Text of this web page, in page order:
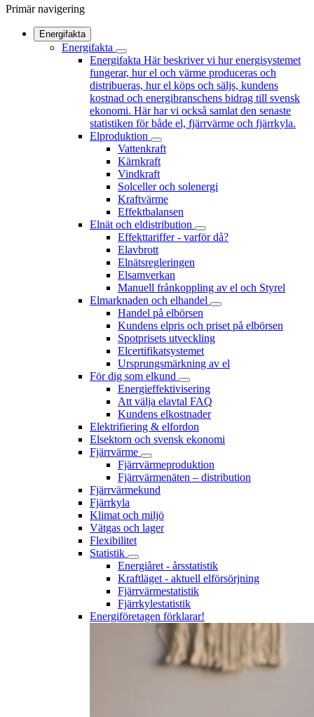
Primär navigering
Energifakta
Energifakta
Energifakta Här beskriver vi hur energisystemet
fungerar, hur el och värme produceras och
distribueras, hur el köps och säljs, kundens
kostnad och energibranschens bidrag till svensk
ekonomi. Här har vi också samlat den senaste
statistiken för både el, fjärrvärme och fjärrkyla.
Elproduktion
Vattenkraft
Kärnkraft
Vindkraft
Solceller och solenergi
Kraftvärme
Effektbalansen
Elnät och eldistribution
Effekttariffer - varför då?
Elavbrott
Elnätsregleringen
Elsamverkan
Manuell frånkoppling av el och Styrel
Elmarknaden och elhandel
Handel på elbörsen
Kundens elpris och priset på elbörsen
Spotprisets utveckling
Elcertifikatsystemet
Ursprungsmärkning av el
För dig som elkund
Energieffektivisering
Att välja elavtal FAQ
Kundens elkostnader
Elektrifiering & elfordon
Elsektorn och svensk ekonomi
Fjärrvärme
Fjärrvärmeproduktion
Fjärrvärmenäten – distribution
Fjärrvärmekund
Fjärrkyla
Klimat och miljö
Vätgas och lager
Flexibilitet
Statistik
Energiåret - årsstatistik
Kraftläget - aktuell elförsörjning
Fjärrvärmestatistik
Fjärrkylestatistik
Energiföretagen förklarar!